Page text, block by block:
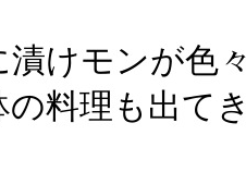
けモンが色
の料理も出て